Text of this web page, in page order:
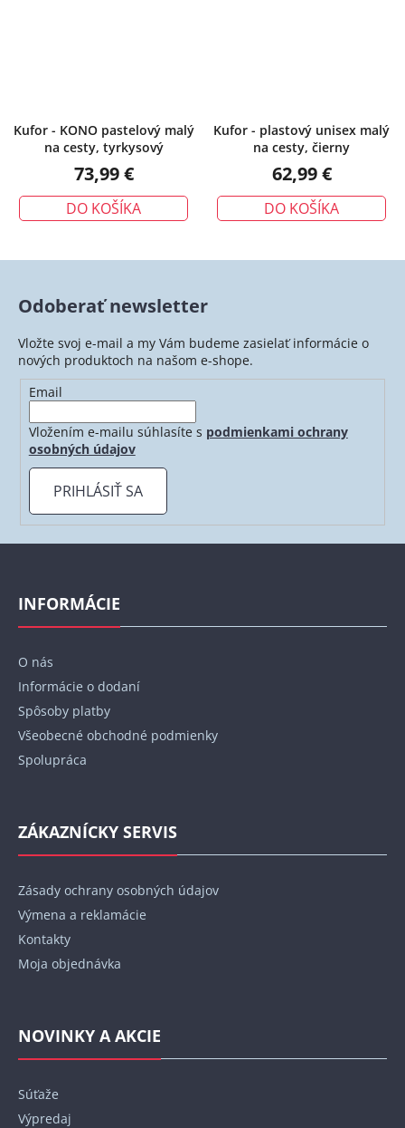
Kufor - KONO pastelový malý
na cesty, tyrkysový
73,99 €
DO KOŠÍKA
Kufor - plastový unisex malý
na cesty, čierny
62,99 €
DO KOŠÍKA
Odoberať newsletter
Vložte svoj e-mail a my Vám budeme zasielať informácie o
nových produktoch na našom e-shope.
Email
Vložením e-mailu súhlasíte s podmienkami ochrany
osobných údajov
PRIHLÁSIŤ SA
Z
INFORMÁCIE
O nás
Informácie o dodaní
Spôsoby platby
Všeobecné obchodné podmienky
Spolupráca
ZÁKAZNÍCKY SERVIS
Zásady ochrany osobných údajov
Výmena a reklamácie
Kontakty
Moja objednávka
NOVINKY A AKCIE
Súťaže
Výpredaj